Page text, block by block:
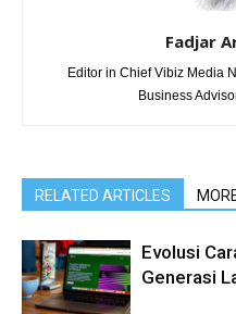
Fadjar
Editor in Chief Vibiz Media
Business
RELATED ARTICLES
Evolusi
Generasi